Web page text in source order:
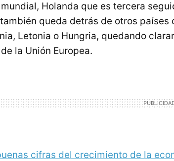
Holanda que es tercera
queda detrás de otros países
Letonia o Hungria, quedando
la Unión Europea.
cifras del crecimiento de la